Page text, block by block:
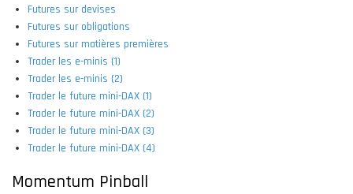
Futures sur devises
Futures sur obligations
Futures sur matières premières
Trader les e-minis (1)
Trader les e-minis (2)
Trader le future mini-DAX (1)
Trader le future mini-DAX (2)
Trader le future mini-DAX (3)
Trader le future mini-DAX (4)
Momentum Pinball